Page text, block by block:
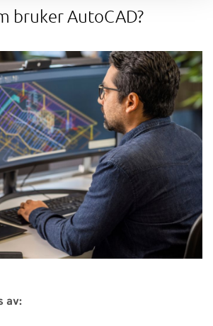
bruker AutoCAD?
av: